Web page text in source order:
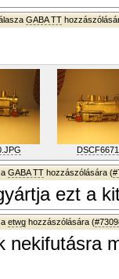
GABA TT
GABA TT hozzászólására (
ezt a
etwg hozzászólására (
nekifutásra